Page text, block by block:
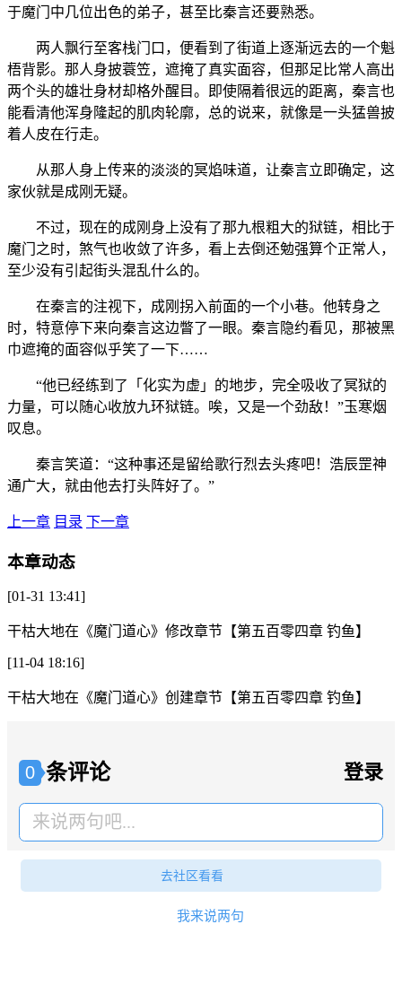
于魔门中几位出色的弟子，甚至比秦言还要熟悉。
两人飘行至客栈门口，便看到了街道上逐渐远去的一个魁
梧背影。那人身披蓑笠，遮掩了真实面容，但那足比常人高出
两个头的雄壮身材却格外醒目。即使隔着很远的距离，秦言也
能看清他浑身隆起的肌肉轮廓，总的说来，就像是一头猛兽披
着人皮在行走。
从那人身上传来的淡淡的冥焰味道，让秦言立即确定，这
家伙就是成刚无疑。
不过，现在的成刚身上没有了那九根粗大的狱链，相比于
魔门之时，煞气也收敛了许多，看上去倒还勉强算个正常人，
至少没有引起街头混乱什么的。
在秦言的注视下，成刚拐入前面的一个小巷。他转身之
时，特意停下来向秦言这边瞥了一眼。秦言隐约看见，那被黑
巾遮掩的面容似乎笑了一下……
“他已经练到了「化实为虚」的地步，完全吸收了冥狱的
力量，可以随心收放九环狱链。唉，又是一个劲敌！”玉寒烟
叹息。
秦言笑道：“这种事还是留给歌行烈去头疼吧！浩辰罡神
通广大，就由他去打头阵好了。”
上一章 目录 下一章
本章动态
[01-31 13:41]
干枯大地在 《魔门道心》 修改章节 【第五百零四章 钓鱼】
[11-04 18:16]
干枯大地在 《魔门道心》 创建章节 【第五百零四章 钓鱼】
0 条评论 登录
来说两句吧...
去社区看看
我来说两句